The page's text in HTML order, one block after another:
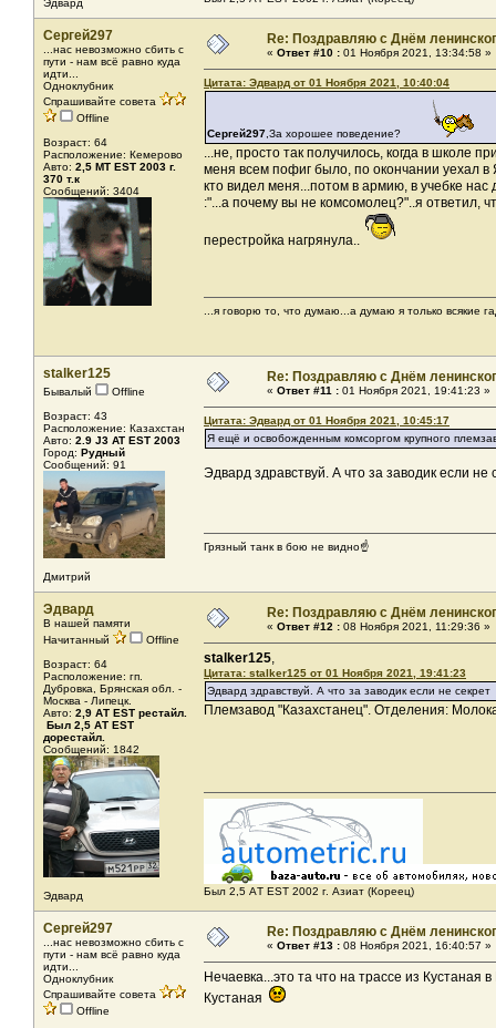
Эдвард
Сергей297
...нас невозможно сбить с
пути - нам всё равно куда
идти...
Одноклубник
Спрашивайте совета
Offline
Возраст: 64
Расположение: Кемерово
Авто: 2,5 МТ EST 2003 г.
370 т.к
Сообщений: 3404
Re: Поздравляю с Днём
« Ответ #10 : 01 Ноября 2021, 13:34:58 »
Цитата: Эдвард от 01 Ноября 2021, 10:40:04
Сергей297,За хорошее поведение?
...не, просто так получилось, когда в школе
меня всем пофиг было, по окончании уехал
кто видел меня...потом в армию, в учебке
:"...а почему вы не комсомолец?"..я ответил,
перестройка нагрянула..
...я говорю то, что думаю...а думаю я только всякие
stalker125
Бывалый
Offline
Возраст: 43
Расположение: Казахстан
Авто: 2.9 J3 AT EST 2003
Город: Рудный
Сообщений: 91
Дмитрий
Re: Поздравляю с Днём
« Ответ #11 : 01 Ноября 2021, 19:41:23 »
Цитата: Эдвард от 01 Ноября 2021, 10:45:17
Я ещё и освобожденным комсоргом крупного
Эдвард здравствуй. А что за заводик если не
Грязный танк в бою не видно☝️
Эдвард
В нашей памяти
Начитанный
Offline
Возраст: 64
Расположение: гп.
Дубровка, Брянская обл. -
Москва - Липецк.
Авто: 2,9 АТ EST рестайл.
Был 2,5 АТ ЕST
дорестайл.
Сообщений: 1842
Эдвард
Re: Поздравляю с Днём
« Ответ #12 : 08 Ноября 2021, 11:29:36 »
stalker125,
Цитата: stalker125 от 01 Ноября 2021, 19:41:23
Эдвард здравствуй. А что за заводик если не
Племзавод "Казахстанец". Отделения:
Был 2,5 AТ EST 2002 г. Азиат (Кореец)
Сергей297
...нас невозможно сбить с
пути - нам всё равно куда
идти...
Одноклубник
Спрашивайте совета
Offline
Re: Поздравляю с Днём
« Ответ #13 : 08 Ноября 2021, 16:40:57 »
Нечаевка...это та что на трассе из
Кустаная